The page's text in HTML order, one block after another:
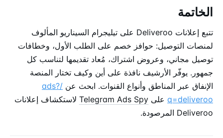
الخاتمة
تتبع إعلانات Deliveroo على تيليجرام السيناريو المألوف
لمنصات التوصيل: حوافز خصم على الطلب الأول، وخطافات
توصيل مجاني، وعروض اشتراك، مُعاد تقديمها لتناسب كل
جمهور. يوفّر الأرشيف نافذة على أين وكيف تختار المنصة
الإنفاق عبر المناطق وأنواع القنوات. ابحث عن /ads?
q=deliveroo على Telegram Ads Spy لاستكشاف إعلانات
Deliveroo المرصودة.